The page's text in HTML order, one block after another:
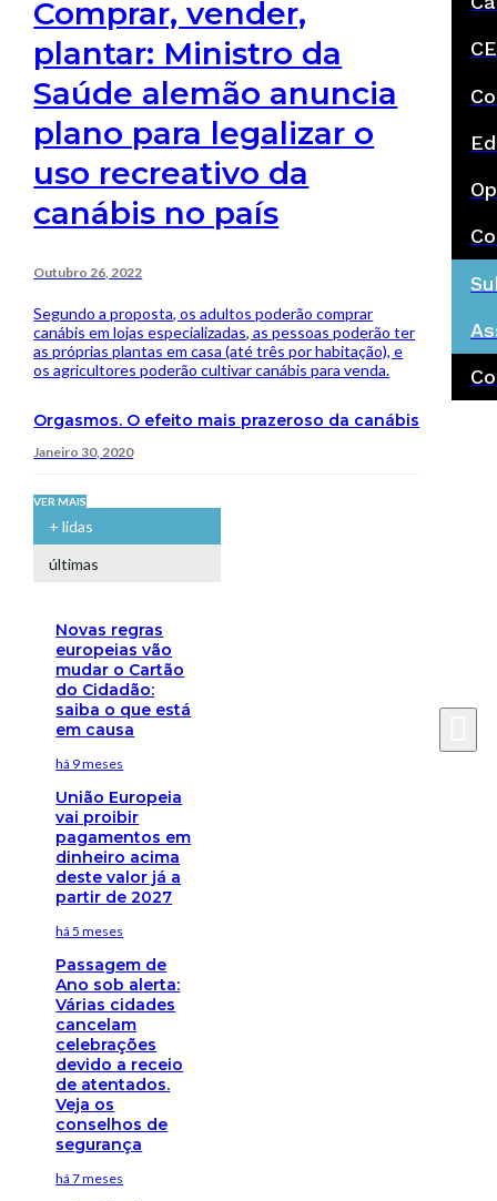
Comprar, vender,
plantar: Ministro da
Saúde alemão anuncia
plano para legalizar o
uso recreativo da
canábis no país
Outubro 26, 2022
Segundo a proposta, os adultos poderão comprar
canábis em lojas especializadas, as pessoas poderão ter
as próprias plantas em casa (até três por habitação), e
os agricultores poderão cultivar canábis para venda.
Orgasmos. O efeito mais prazeroso da canábis
Janeiro 30, 2020
VER MAIS
+ lidas
últimas
Novas regras
europeias vão
mudar o Cartão
do Cidadão:
saiba o que está
em causa
há 9 meses
União Europeia
vai proibir
pagamentos em
dinheiro acima
deste valor já a
partir de 2027
há 5 meses
Passagem de
Ano sob alerta:
Várias cidades
cancelam
celebrações
devido a receio
de atentados.
Veja os
conselhos de
segurança
há 7 meses